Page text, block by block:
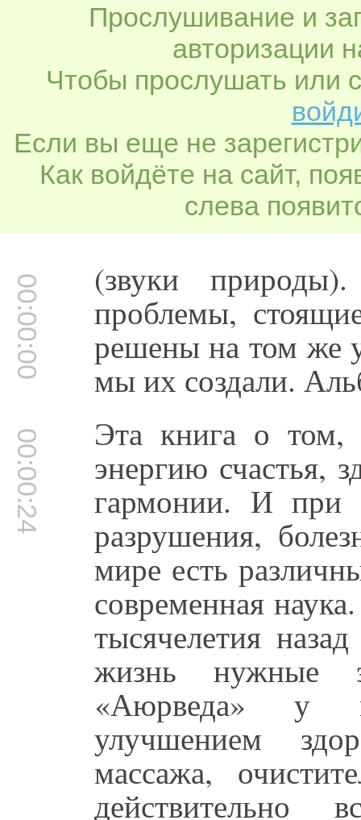
Прослушивание и
авторизации
Чтобы прослушать или
Если вы еще не
Как войдёте на сайт,
слева
00:00:00 (звуки
проблемы,
решены на том же
мы их создали.
00:00:24 Эта книга о том,
энергию счастья,
гармонии. И при
разрушения,
мире есть
современная
тысячелетия
жизнь нужные
«Аюрведа» у
улучшением
массажа,